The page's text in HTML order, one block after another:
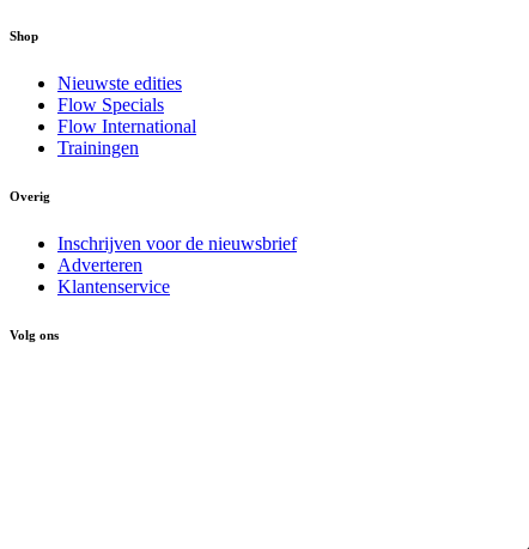
Shop
Nieuwste edities
Flow Specials
Flow International
Trainingen
Overig
Inschrijven voor de nieuwsbrief
Adverteren
Klantenservice
Volg ons